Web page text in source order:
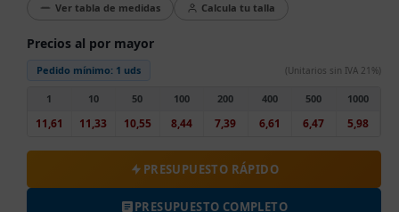
Ver tabla de medidas Calcula tu talla
Precios al por mayor
Pedido mínimo: 1 uds (Unitarios sin IVA 21%)
1
11,61
10
11,33
50
10,55
100
8,44
200
7,39
400
6,61
500
6,47
1000
5,98
PRESUPUESTO RÁPIDO
PRESUPUESTO COMPLETO